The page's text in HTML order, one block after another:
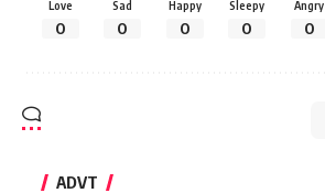
Love
0
Sad
0
Happy
0
Sleepy
0
Angry
0
ADVT